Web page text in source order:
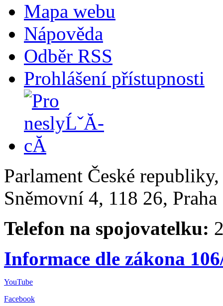
Mapa webu
Nápověda
Odběr RSS
Prohlášení přístupnosti
Parlament České
Sněmovní 4, 118 26,
Telefon na spojovatelku:
Informace dle zákona
YouTube
Facebook